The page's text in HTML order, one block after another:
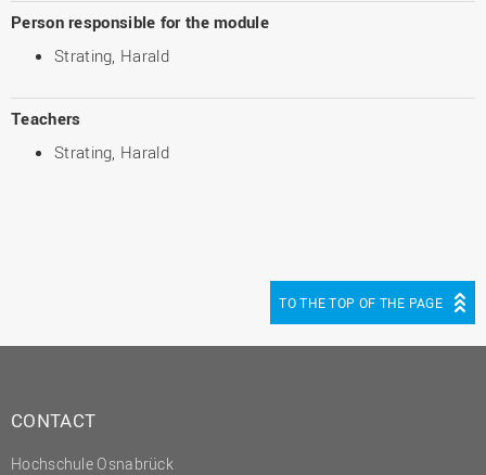
Person responsible for the module
Strating, Harald
Teachers
Strating, Harald
TO THE TOP OF THE PAGE
CONTACT
Hochschule Osnabrück